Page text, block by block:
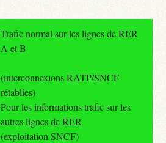
Trafic normal sur les lignes de RER
A et B
(interconnexions RATP/SNCF
rétablies)
Pour les informations trafic sur les
autres lignes de RER
(exploitation SNCF)